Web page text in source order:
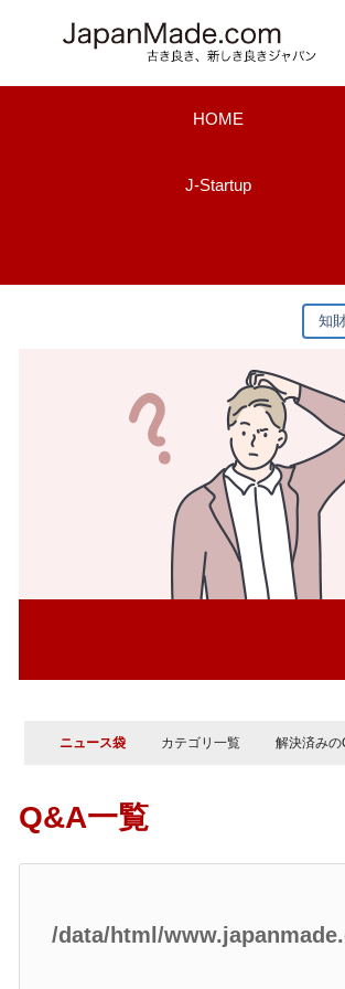
HOME
J-Startup
知
ニュース袋 カテゴリ一覧 解決済みの
Q&A一覧
/data/html/